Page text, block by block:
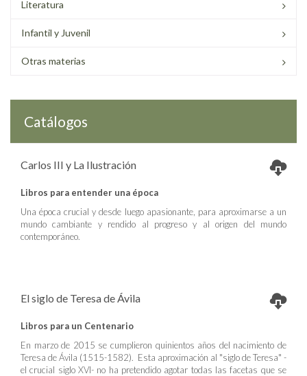
Literatura
Infantil y Juvenil
Otras materias
Catálogos
Carlos III y La Ilustración
Libros para entender una época
Una época crucial y desde luego apasionante, para aproximarse a un
mundo cambiante y rendido al progreso y al origen del mundo
contemporáneo.
El siglo de Teresa de Ávila
Libros para un Centenario
En marzo de 2015 se cumplieron quinientos años del nacimiento de
Teresa de Ávila (1515-1582). Esta aproximación al "siglo de Teresa" -
el crucial siglo XVI- no ha pretendido agotar todas las facetas que se